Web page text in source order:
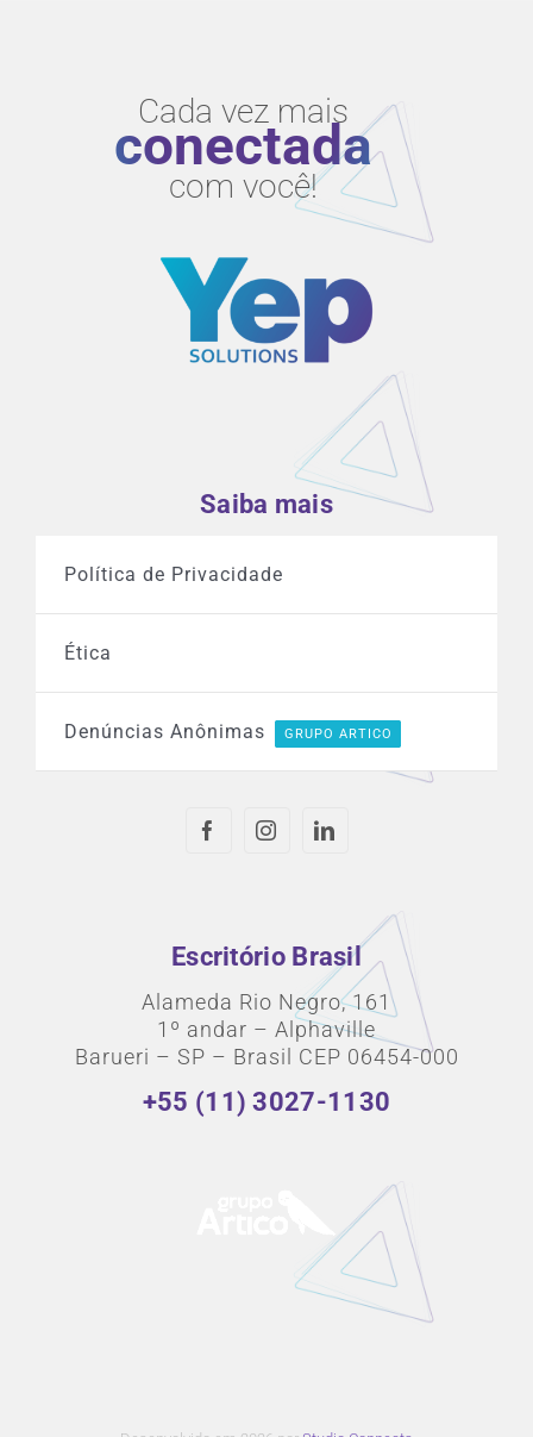
Cada vez mais
conectada
com você!
Saiba mais
Política de Privacidade
Ética
Denúncias Anônimas GRUPO ARTICO
Escritório Brasil
Alameda Rio Negro, 161
1º andar – Alphaville
Barueri – SP – Brasil CEP 06454-000
+55 (11) 3027-1130